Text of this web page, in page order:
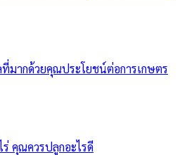
มากด้วยคุณประโยชน์ต่อการเกษตร
คุณควรปลูกอะไรดี